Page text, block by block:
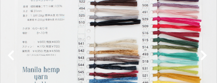
ログイン 新規会員登録
CATEGORY
カテゴリーから探す
PURPOSE
用途から探す